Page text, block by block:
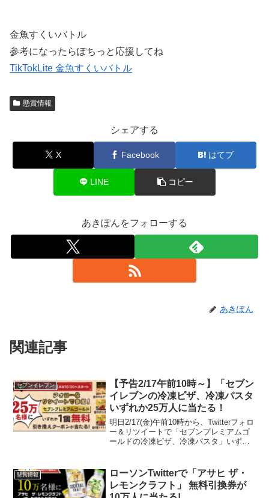
金魚すくいバトル
参考になったらぽちっと応援してね
TikTokLite 金魚すくいバトル
懸賞情報
シェアする
X Facebook はてブ
LINE コピー
あきぽんをフォローする
あきぽん
関連記事
セブンイレブン
【予告2/17午前10時～】「セブン
イレブンの冷凍ピザ、冷凍パスタ
いずれか25万人に当たる！
明日2/17(金)午前10時から、Twitterフォロ
ー＆リツイートで「セブンプレミアムゴ
ールドの冷凍ピザ、冷凍パスタ」いずれ
ゲリータ・金のボロネーゼ・金の蟹トマ
ト...
懸賞情報
ローソンTwitterで「アサヒ ザ・
レモンクラフト」 無料引換券が